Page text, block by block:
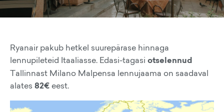
Ryanair pakub hetkel suurepärase hinnaga
lennupileteid Itaaliasse. Edasi-tagasi otselennud
Tallinnast Milano Malpensa lennujaama on saadaval
alates 82€ eest.